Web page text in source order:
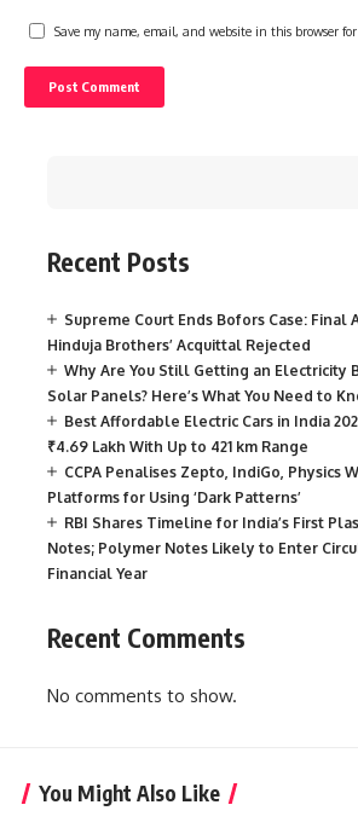
Save my name, email, and website in this browser
Recent Posts
Supreme Court Ends Bofors Case: Final
Hinduja Brothers’ Acquittal Rejected
Why Are You Still Getting an
Solar Panels? Here’s What You Need to
Best Affordable Electric Cars in India
₹4.69 Lakh With Up to 421 km Range
CCPA Penalises Zepto, IndiGo, Physics
Platforms for Using ‘Dark Patterns’
RBI Shares Timeline for India’s First
Notes; Polymer Notes Likely to Enter
Financial Year
Recent Comments
No comments to show.
You Might Also Like